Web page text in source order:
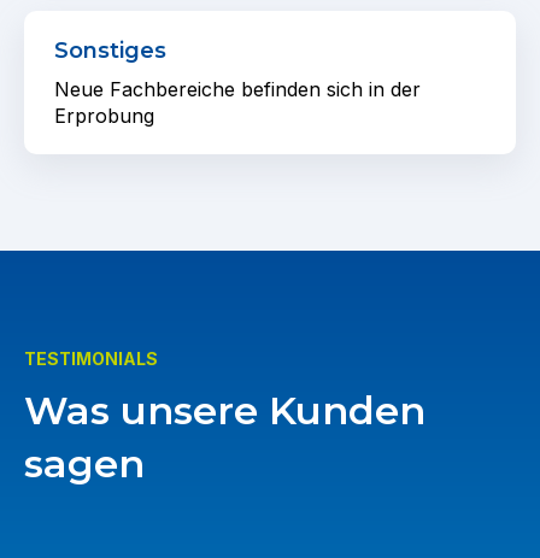
Sonstiges
Neue Fachbereiche befinden sich in der
Erprobung
TESTIMONIALS
Was unsere Kunden
sagen